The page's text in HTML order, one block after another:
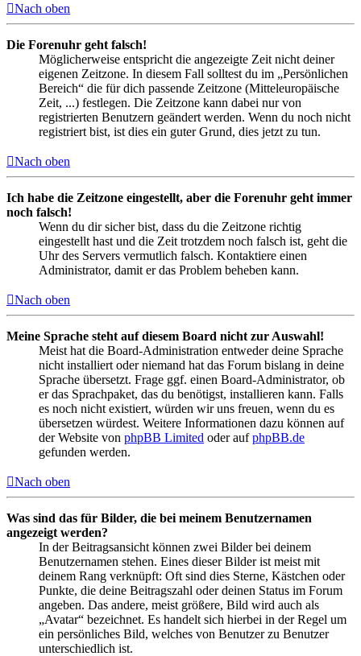
Nach oben
Die Forenuhr geht falsch!
Möglicherweise entspricht die angezeigte Zeit nicht deiner
eigenen Zeitzone. In diesem Fall solltest du im „Persönlichen
Bereich“ die für dich passende Zeitzone (Mitteleuropäische
Zeit, ...) festlegen. Die Zeitzone kann dabei nur von
registrierten Benutzern geändert werden. Wenn du noch nicht
registriert bist, ist dies ein guter Grund, dies jetzt zu tun.
Nach oben
Ich habe die Zeitzone eingestellt, aber die Forenuhr geht immer
noch falsch!
Wenn du dir sicher bist, dass du die Zeitzone richtig
eingestellt hast und die Zeit trotzdem noch falsch ist, geht die
Uhr des Servers vermutlich falsch. Kontaktiere einen
Administrator, damit er das Problem beheben kann.
Nach oben
Meine Sprache steht auf diesem Board nicht zur Auswahl!
Meist hat die Board-Administration entweder deine Sprache
nicht installiert oder niemand hat das Forum bislang in deine
Sprache übersetzt. Frage ggf. einen Board-Administrator, ob
er das Sprachpaket, das du benötigst, installieren kann. Falls
es noch nicht existiert, würden wir uns freuen, wenn du es
übersetzen würdest. Weitere Informationen dazu können auf
der Website von phpBB Limited oder aufphpBB.de
gefunden werden.
Nach oben
Was sind das für Bilder, die bei meinem Benutzernamen
angezeigt werden?
In der Beitragsansicht können zwei Bilder bei deinem
Benutzernamen stehen. Eines dieser Bilder ist meist mit
deinem Rang verknüpft: Oft sind dies Sterne, Kästchen oder
Punkte, die deine Beitragszahl oder deinen Status im Forum
angeben. Das andere, meist größere, Bild wird auch als
„Avatar“ bezeichnet. Es handelt sich hierbei in der Regel um
ein persönliches Bild, welches von Benutzer zu Benutzer
unterschiedlich ist.